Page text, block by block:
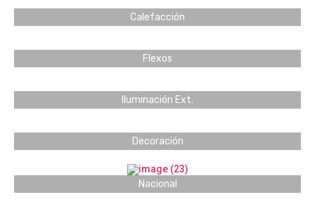
Calefacción
Flexos
Iluminación Ext.
Decoración
Nacional